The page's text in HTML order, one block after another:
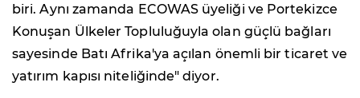
biri. Aynı zamanda ECOWAS üyeliği ve Portekizce
Konuşan Ülkeler Topluluğuyla olan güçlü bağları
sayesinde Batı Afrika'ya açılan önemli bir ticaret ve
yatırım kapısı niteliğinde" diyor.